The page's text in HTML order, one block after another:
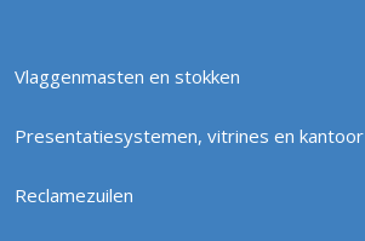
Vlaggenmasten en stokken
Presentatiesystemen, vitrines en kantoor
Reclamezuilen